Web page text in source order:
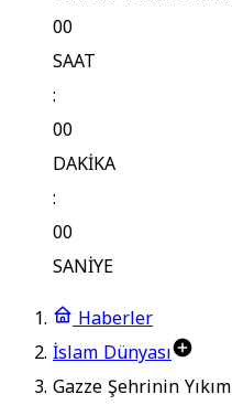
00
SAAT
:
00
DAKİKA
:
00
SANİYE
Haberler
İslam Dünyası
Gazze Şehrinin